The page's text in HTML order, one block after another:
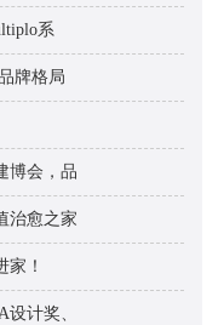
系
牌格局
博会，品
治愈之家
！
计奖、